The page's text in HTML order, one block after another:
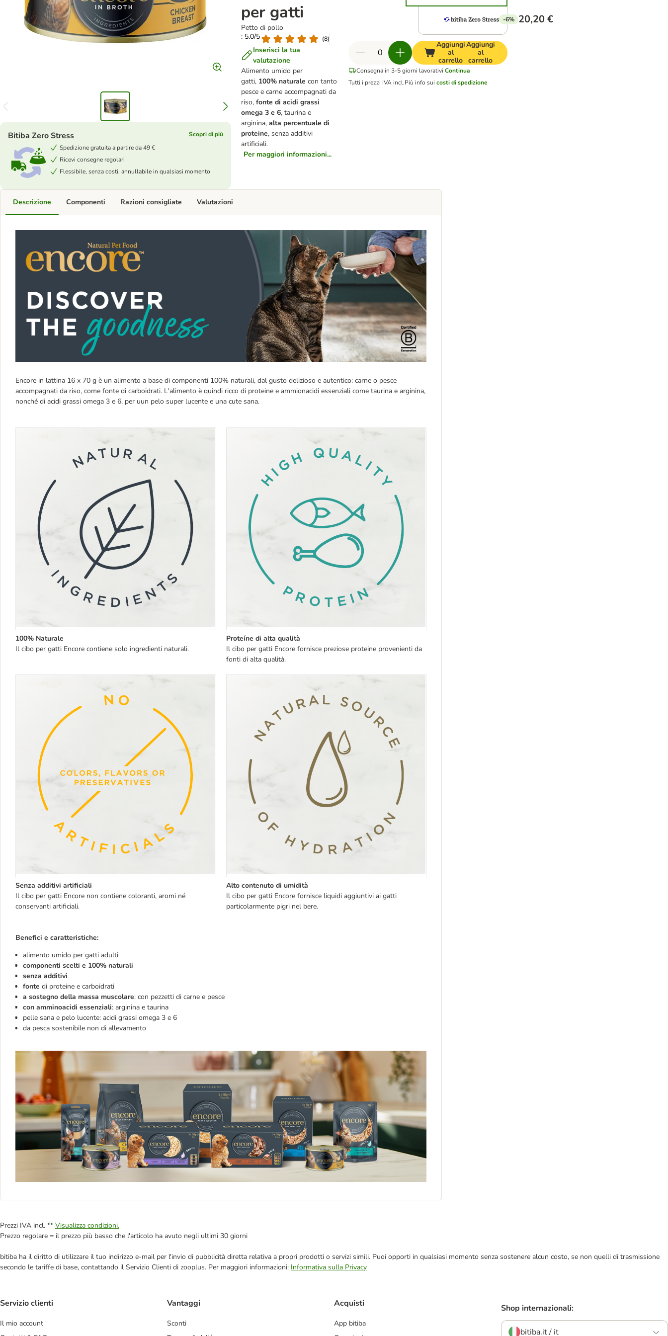
per gatti
Petto di pollo
: 5.0/5
(8)
Inserisci la tua
valutazione
Alimento umido per
gatti, 100% naturale con tanto
pesce e carne accompagnati da
riso, fonte di acidi grassi
omega 3 e 6, taurina e
arginina, alta percentuale di
proteine, senza additivi
artificiali.
Per maggiori informazioni...
Bitiba Zero Stress
Scopri di più
Spedizione gratuita a partire da 49 €
Ricevi consegne regolari
Flessibile, senza costi, annullabile in qualsiasi momento
-6% 20,20 €
Aggiungi
al
carrello
Aggiungi
al
carrello
Consegna in 3-5 giorni lavorativi Continua
Tutti i prezzi IVA incl.Più info sui costi di spedizione
Descrizione
Encore in lattina 16 x 70 g è un alimento a base di componenti 100% naturali, dal gusto delizioso e autentico: carne o pesce
accompagnati da riso, come fonte di carboidrati. L'alimento è quindi ricco di proteine e ammionacidi essenziali come taurina e arginina,
nonché di acidi grassi omega 3 e 6, per uun pelo super lucente e una cute sana.
100% Naturale
Il cibo per gatti Encore contiene solo ingredienti naturali.
Proteíne di alta qualità
Il cibo per gatti Encore fornisce preziose proteine provenienti da
fonti di alta qualità.
Senza additivi artificiali
Il cibo per gatti Encore non contiene coloranti, aromi né
conservanti artificiali.
Alto contenuto di umidità
Il cibo per gatti Encore fornisce liquidi aggiuntivi ai gatti
particolarmente pigri nel bere.
Benefici e caratteristiche:
alimento umido per gatti adulti
componenti scelti e 100% naturali
senza additivi
fonte di proteine e carboidrati
a sostegno della massa muscolare: con pezzetti di carne e pesce
con amminoacidi essenziali: arginina e taurina
pelle sana e pelo lucente: acidi grassi omega 3 e 6
da pesca sostenibile non di allevamento
Componenti Razioni consigliate Valutazioni
Prezzi IVA incl. ** Visualizza condizioni.
Prezzo regolare = il prezzo più basso che l'articolo ha avuto negli ultimi 30 giorni
bitiba ha il diritto di utilizzare il tuo indirizzo e-mail per l'invio di pubblicità diretta relativa a propri prodotti o servizi simili. Puoi opporti in qualsiasi momento senza sostenere alcun costo, se non quelli di trasmissione
secondo le tariffe di base, contattando il Servizio Clienti di zooplus. Per maggiori informazioni: Informativa sulla Privacy
Servizio clienti
Il mio account
Vantaggi
Sconti
Acquisti
App bitiba
Shop internazionali:
bitiba.it / it